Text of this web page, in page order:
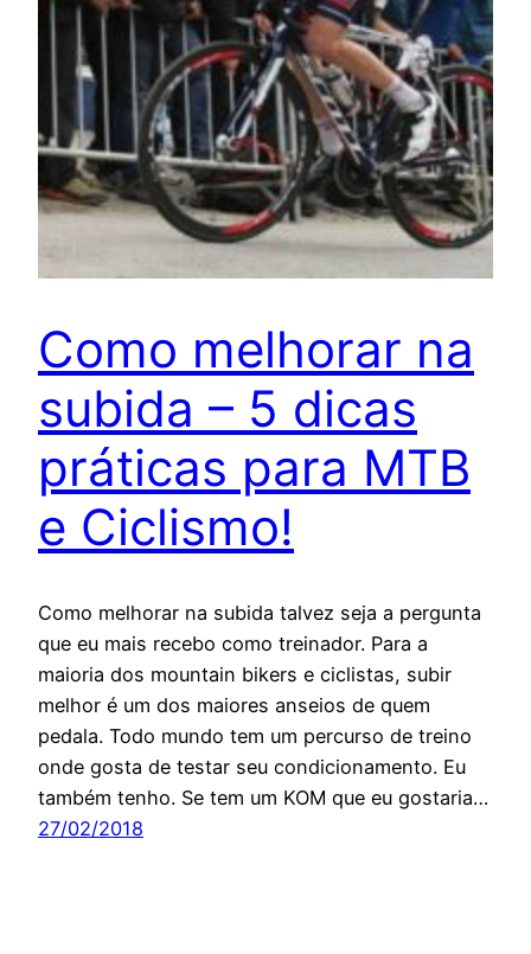
Como melhorar na
subida – 5 dicas
práticas para MTB
e Ciclismo!
Como melhorar na subida talvez seja a pergunta
que eu mais recebo como treinador. Para a
maioria dos mountain bikers e ciclistas, subir
melhor é um dos maiores anseios de quem
pedala. Todo mundo tem um percurso de treino
onde gosta de testar seu condicionamento. Eu
também tenho. Se tem um KOM que eu gostaria…
27/02/2018